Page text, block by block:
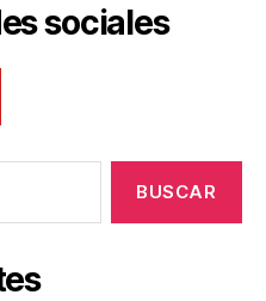
sociales